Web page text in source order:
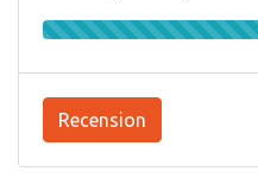
Recension